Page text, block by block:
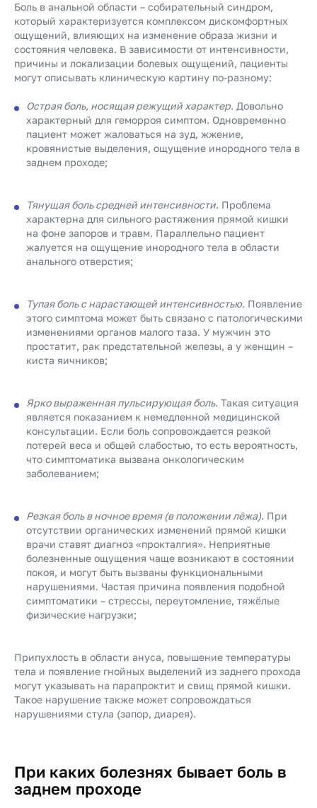
Боль в анальной области – собирательный синдром,
который характеризуется комплексом дискомфортных
ощущений, влияющих на изменение образа жизни и
состояния человека. В зависимости от интенсивности,
причины и локализации болевых ощущений, пациенты
могут описывать клиническую картину по-разному:
Острая боль, носящая режущий характер. Довольно
характерный для геморроя симптом. Одновременно
пациент может жаловаться на зуд, жжение,
кровянистые выделения, ощущение инородного тела в
заднем проходе;
Тянущая боль средней интенсивности. Проблема
характерна для сильного растяжения прямой кишки
на фоне запоров и травм. Параллельно пациент
жалуется на ощущение инородного тела в области
анального отверстия;
Тупая боль с нарастающей интенсивностью. Появление
этого симптома может быть связано с патологическими
изменениями органов малого таза. У мужчин это
простатит, рак предстательной железы, а у женщин –
киста яичников;
Ярко выраженная пульсирующая боль. Такая ситуация
является показанием к немедленной медицинской
консультации. Если боль сопровождается резкой
потерей веса и общей слабостью, то есть вероятность,
что симптоматика вызвана онкологическим
заболеванием;
Резкая боль в ночное время (в положении лёжа). При
отсутствии органических изменений прямой кишки
врачи ставят диагноз «прокталгия». Неприятные
болезненные ощущения чаще возникают в состоянии
покоя, и могут быть вызваны функциональными
нарушениями. Частая причина появления подобной
симптоматики – стрессы, переутомление, тяжёлые
физические нагрузки;
Припухлость в области ануса, повышение температуры
тела и появление гнойных выделений из заднего прохода
могут указывать на парапроктит и свищ прямой кишки.
Такое нарушение также может сопровождаться
нарушениями стула (запор, диарея).
При каких болезнях бывает боль в
заднем проходе